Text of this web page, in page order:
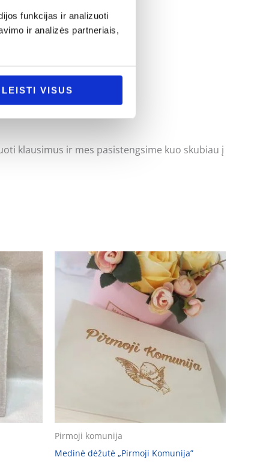
funkcijas ir analizuoti
ir analizės partneriais,
LEISTI VISUS
klausimus ir mes pasistengsime kuo skubiau į
Pirmoji komunija
Medinė dėžutė „Pirmoji Komunija”